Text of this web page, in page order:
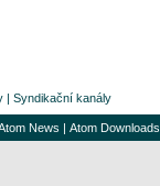
| Syndikační kanály
News | Atom Downloads